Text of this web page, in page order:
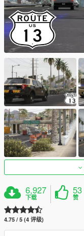
6,927
下载
53
赞
4.75 / 5 (4 评级)